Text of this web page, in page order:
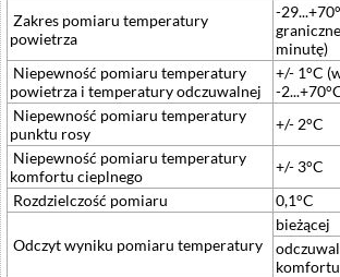
Zakres pomiaru temperatury
powietrza
-
minutę)
Niepewność pomiaru temperatury
powietrza i temperatury odczuwalnej
+/- 1°C
-
Niepewność pomiaru temperatury
punktu rosy
+/- 2°C
Niepewność pomiaru temperatury
komfortu cieplnego
+/- 3°C
Rozdzielczość pomiaru
0,1°C
Odczyt wyniku pomiaru temperatury
bieżącej
komfortu